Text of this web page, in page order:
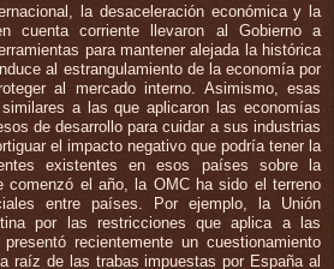
la desaceleración económica y la
cuenta corriente llevaron al Gobierno a
para mantener alejada la histórica
al estrangulamiento de la economía por
al mercado interno. Asimismo, esas
similares a las que aplicaron las economías
de desarrollo para cuidar a sus industrias
el impacto negativo que podría tener la
existentes en esos países sobre la
comenzó el año, la OMC ha sido el terreno
entre países. Por ejemplo, la Unión
por las restricciones que aplica a las
recientemente un cuestionamiento
raíz de las trabas impuestas por España al